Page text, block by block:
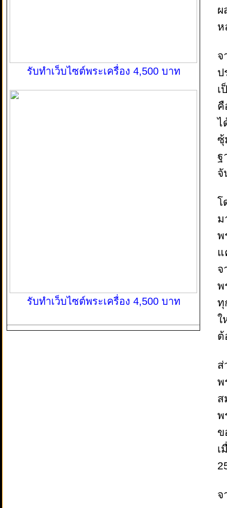
รับทำเว็บไซต์พระเครื่อง 4,500 บาท
รับทำเว็บไซต์พระเครื่อง 4,500 บาท
ผ
ห
จ
ป
เ
คื
ไ
ซุ้
ฐ
จั
โ
ม
พ
แ
จ
พ
ทุ
ใ
ต้
ส่
พ
ส
พ
ข
เ
จ